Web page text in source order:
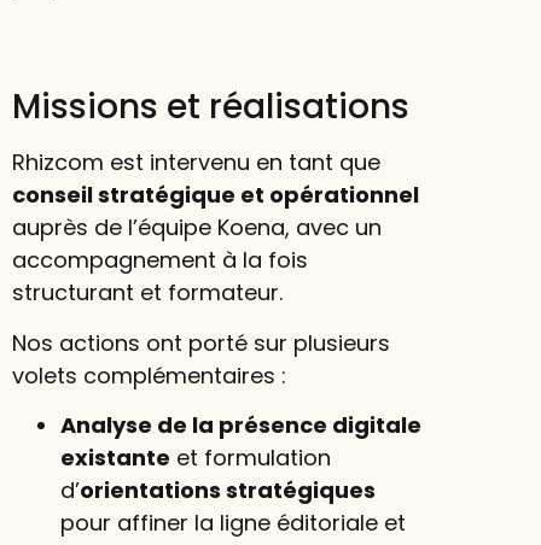
Missions et réalisations
Rhizcom est intervenu en tant que
conseil stratégique et opérationnel
auprès de l’équipe Koena, avec un
accompagnement à la fois
structurant et formateur.
Nos actions ont porté sur plusieurs
volets complémentaires :
Analyse de la présence digitale
existante et formulation
d’orientations stratégiques
pour affiner la ligne éditoriale et